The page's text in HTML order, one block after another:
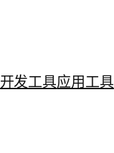
开发工具应用工具